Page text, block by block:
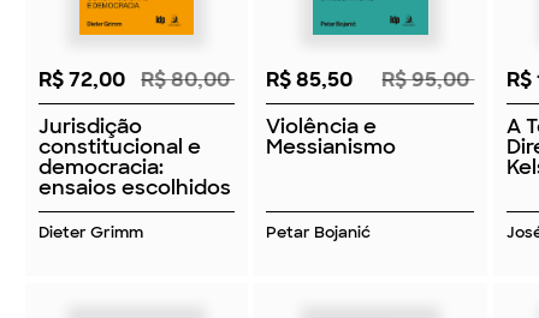
R$ 72,00 R$ 80,00
Jurisdição
constitucional e
democracia:
ensaios escolhidos
Dieter Grimm
R$ 85,50
R$ 95,00
Violência e
Messianismo
Petar Bojanić
A